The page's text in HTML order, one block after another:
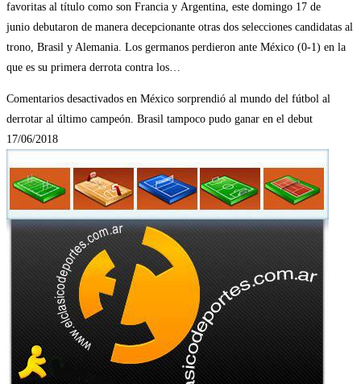
favoritas al título como son Francia y Argentina, este domingo 17 de
junio debutaron de manera decepcionante otras dos selecciones candidatas al
trono, Brasil y Alemania. Los germanos perdieron ante México (0-1) en la
que es su primera derrota contra los…
Comentarios desactivados en México sorprendió al mundo del fútbol al
derrotar al último campeón. Brasil tampoco pudo ganar en el debut
17/06/2018